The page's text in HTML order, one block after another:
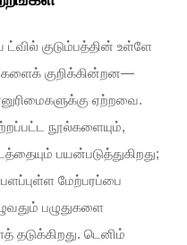
குடும்பத்தின் உள்ளே
குறிக்கின்றன—
ஏற்றவை.
நூல்களையும்,
பயன்படுத்துகிறது;
மேற்பரப்பை
பழுதுகளை
தடுக்கிறது. டெனிம்